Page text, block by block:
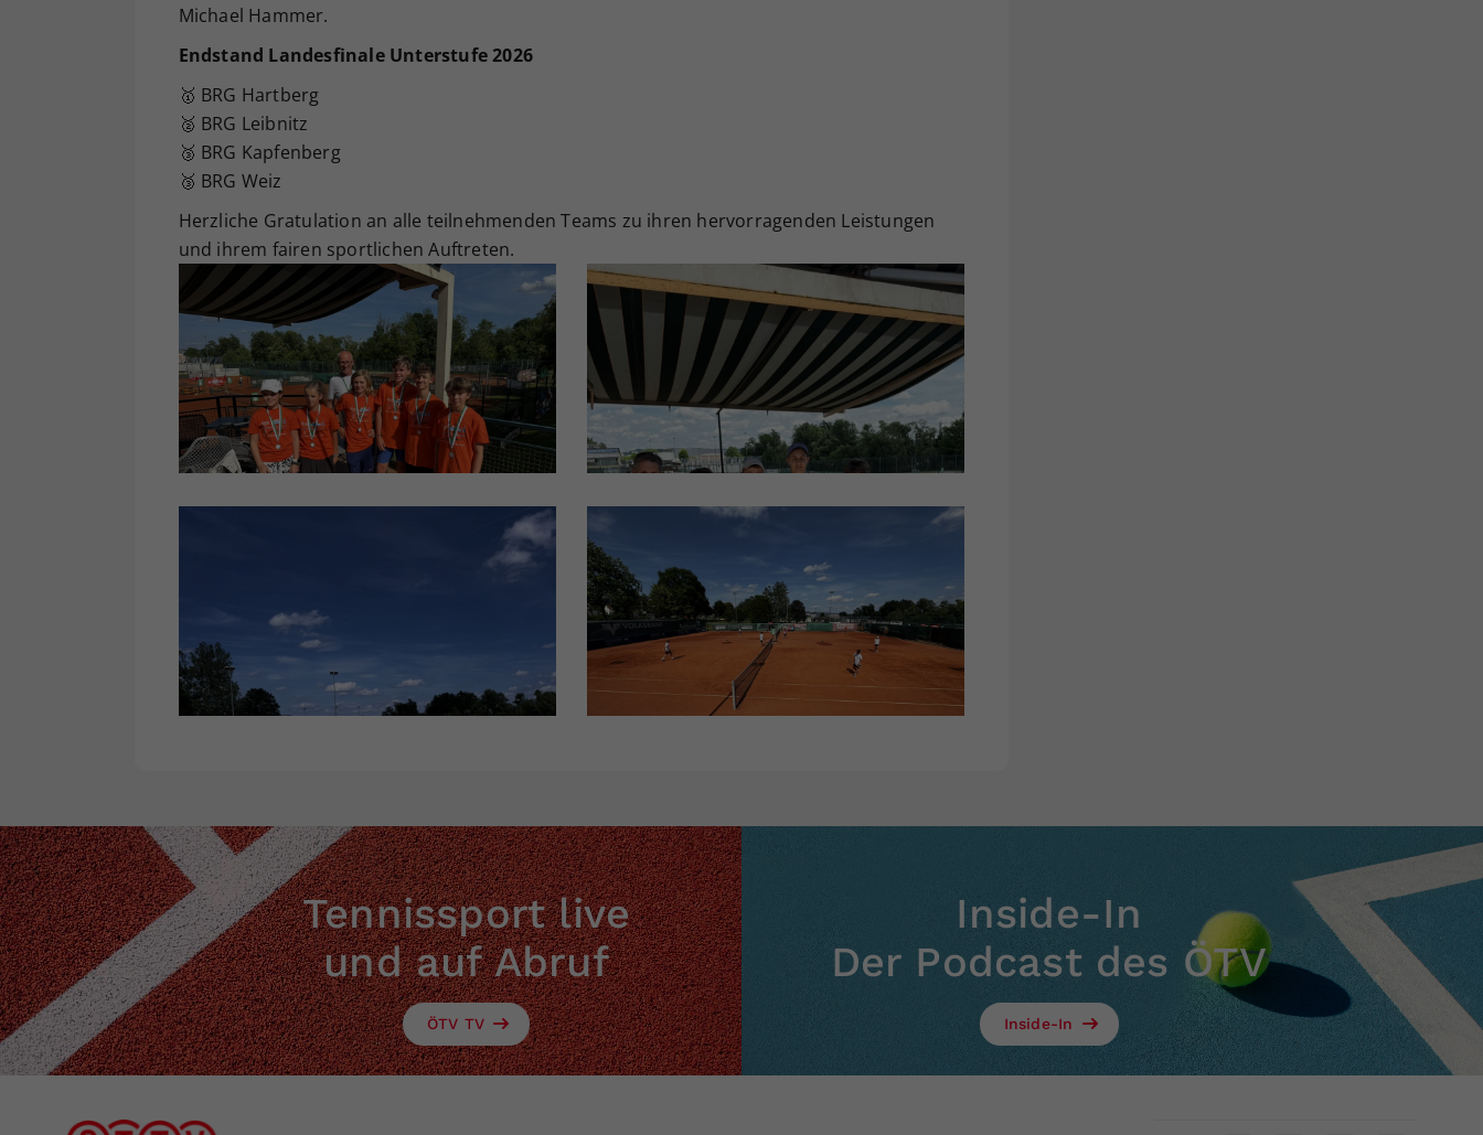
Michael Hammer.
Endstand Landesfinale Unterstufe 2026
🥇 BRG Hartberg
🥈 BRG Leibnitz
🥉 BRG Kapfenberg
🥉 BRG Weiz
Herzliche Gratulation an alle teilnehmenden Teams zu ihren hervorragenden Leistungen
und ihrem fairen sportlichen Auftreten.
Tennissport live
und auf Abruf
ÖTV TV
Inside-In
Der Podcast des ÖTV
Inside-In